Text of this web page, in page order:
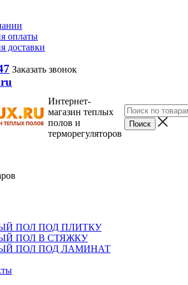
оплаты
доставки
Заказать звонок
Интернет-
магазин теплых
полов и
терморегуляторов
ПОЛ ПОД ПЛИТКУ
ПОЛ В СТЯЖКУ
ПОЛ ПОД ЛАМИНАТ